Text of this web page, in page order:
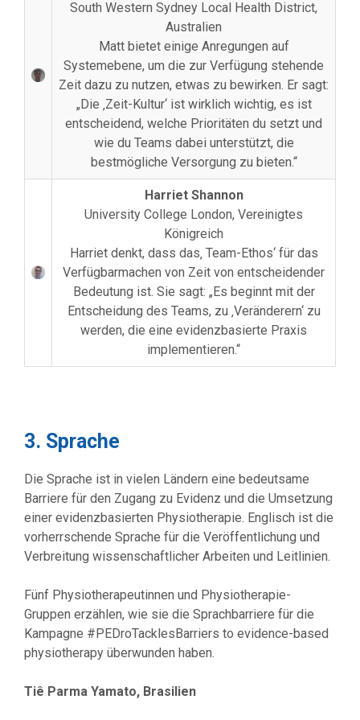
South Western Sydney Local Health District,
Australien
Matt bietet einige Anregungen auf
Systemebene, um die zur Verfügung stehende
Zeit dazu zu nutzen, etwas zu bewirken. Er sagt:
„Die ‚Zeit-Kultur‘ ist wirklich wichtig, es ist
entscheidend, welche Prioritäten du setzt und
wie du Teams dabei unterstützt, die
bestmögliche Versorgung zu bieten.“
Harriet Shannon
University College London, Vereinigtes
Königreich
Harriet denkt, dass das‚ Team-Ethos‘ für das
Verfügbarmachen von Zeit von entscheidender
Bedeutung ist. Sie sagt: „Es beginnt mit der
Entscheidung des Teams, zu ‚Veränderern‘ zu
werden, die eine evidenzbasierte Praxis
implementieren.“
3. Sprache
Die Sprache ist in vielen Ländern eine bedeutsame
Barriere für den Zugang zu Evidenz und die Umsetzung
einer evidenzbasierten Physiotherapie. Englisch ist die
vorherrschende Sprache für die Veröffentlichung und
Verbreitung wissenschaftlicher Arbeiten und Leitlinien.
Fünf Physiotherapeutinnen und Physiotherapie-
Gruppen erzählen, wie sie die Sprachbarriere für die
Kampagne #PEDroTacklesBarriers to evidence-based
physiotherapy überwunden haben.
Tiê Parma Yamato, Brasilien